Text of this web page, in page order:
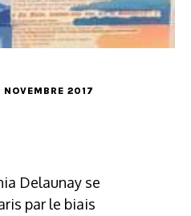
NOVEMBRE 2017
Delaunay se
par le biais